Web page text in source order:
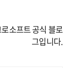
소프트 공식 블로
그입니다.